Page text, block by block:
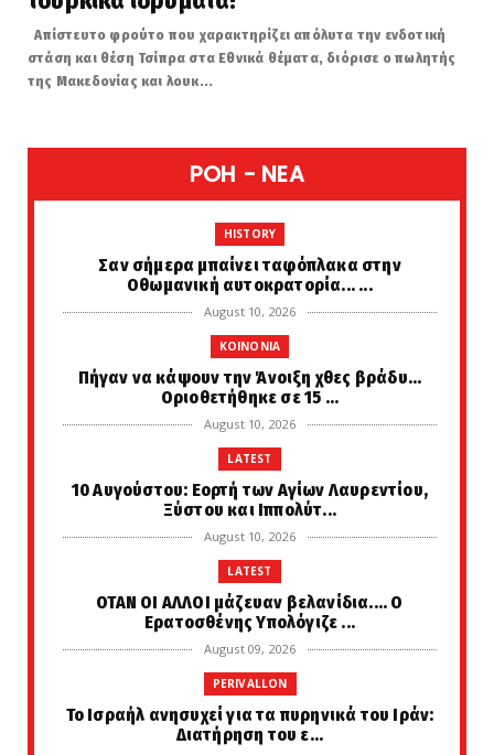
Απίστευτο φρούτο που χαρακτηρίζει απόλυτα την ενδοτική
στάση και θέση Τσίπρα στα Εθνικά θέματα, διόρισε ο πωλητής
της Μακεδονίας και λουκ...
POH - NEA
HISTORY
Σαν σήμερα μπαίνει ταφόπλακα στην
Οθωμανική αυτοκρατορία... ...
August 10, 2026
KOINONIA
Πήγαν να κάψουν την Άνοιξη χθες βράδυ...
Οριοθετήθηκε σε 15 ...
August 10, 2026
LATEST
10 Αυγούστου: Εορτή των Αγίων Λαυρεντίου,
Ξύστου και Ιππολύτ...
August 10, 2026
LATEST
ΟΤΑΝ ΟΙ ΑΛΛΟΙ μάζευαν βελανίδια.... Ο
Ερατοσθένης Υπολόγιζε ...
August 09, 2026
PERIVALLON
Το Ισραήλ ανησυχεί για τα πυρηνικά του Ιράν:
Διατήρηση του ε...